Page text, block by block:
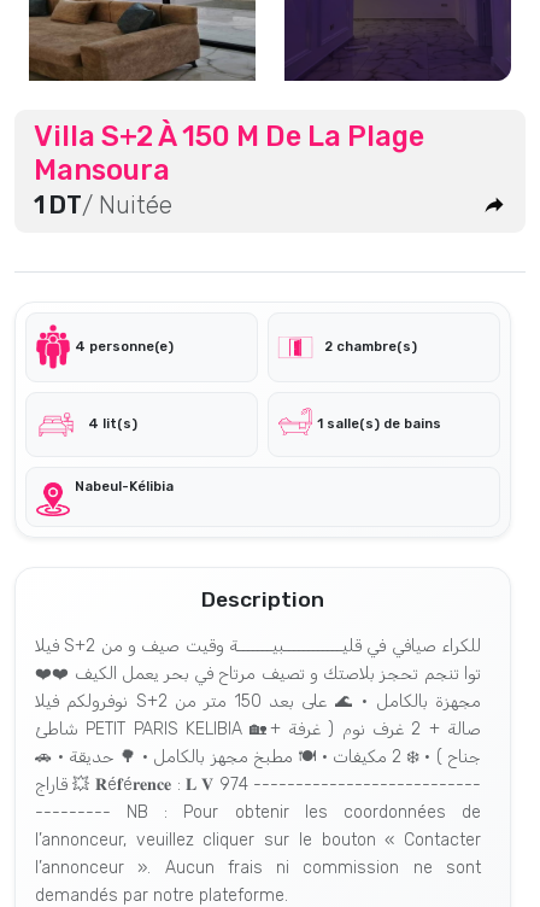
Villa S+2 À 150 M De La Plage
Mansoura
1 DT/ Nuitée
4 personne(e) 2 chambre(s)
4 lit(s) 1 salle(s) de bains
Nabeul-Kélibia
Description
فيلا S+2 للكراء صيافي في قليــــــــــــبيـــــــة وقيت صيف و من
توا تنجم تحجز بلاصتك و تصيف مرتاح في بحر يعمل الكيف ❤️❤️
نوفرولكم فيلا S+2 مجهزة بالكامل • 🌊 على بعد 150 متر من
شاطئ PETIT PARIS KELIBIA 🏡صالة + 2 غرف نوم ( غرفة +
جناح ) • ❄️ 2 مكيفات • 🍽️ مطبخ مجهز بالكامل • 🌳 حديقة • 🚗
قاراج 💥 𝐑é𝐟é𝐫𝐞𝐧𝐜𝐞 : 𝐋 𝐕 974 ---------------------------
--------- NB : Pour obtenir les coordonnées de
l’annonceur, veuillez cliquer sur le bouton « Contacter
l’annonceur ». Aucun frais ni commission ne sont
demandés par notre plateforme.